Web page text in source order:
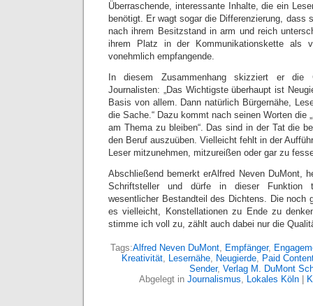
Überraschende, interessante Inhalte, die ein
benötigt. Er wagt sogar die Differenzierung, dass
nach ihrem Besitzstand in arm und reich
ihrem Platz in der Kommunikationskette als
vonehmlich empfangende.
In diesem Zusammenhang skizziert er die
Journalisten: „Das Wichtigste überhaupt ist
Basis von allem. Dann natürlich Bürgernähe,
die Sache.“ Dazu kommt nach seinen Worten die
am Thema zu bleiben“. Das sind in der Tat die
den Beruf auszuüben. Vielleicht fehlt in der
Leser mitzunehmen, mitzureißen oder gar zu
Abschließend bemerkt erAlfred Neven DuMont,
Schriftsteller und dürfe in dieser Funktion
wesentlicher Bestandteil des Dichtens. Die noch
es vielleicht, Konstellationen zu Ende zu
stimme ich voll zu, zählt auch dabei nur die
Tags:Alfred Neven DuMont, Empfänger,
Kreativität, Lesernähe, Neugierde, Paid
Sender, Verlag M. DuMont
Abgelegt in Journalismus, Lokales Köln